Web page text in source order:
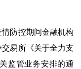
防控期间金融机构
易所《关于全力支
监管业务安排的通